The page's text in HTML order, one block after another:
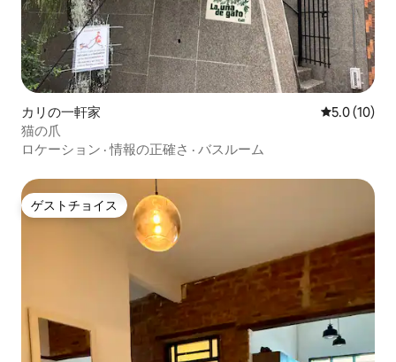
カリの一軒家 レビュー10
5.0 (10)
猫の爪
ロケーション ·情報の正確さ · バスルーム
ゲストチョイス
ゲストチョイス